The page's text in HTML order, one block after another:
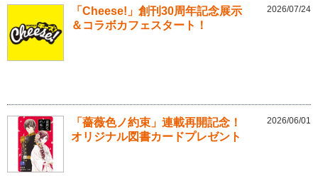
「Cheese!」創刊30周年記念展示
＆コラボカフェスタート！
2026/07/24
「薔薇色ノ約束」連載再開記念！
オリジナル図書カードプレゼント
2026/06/01